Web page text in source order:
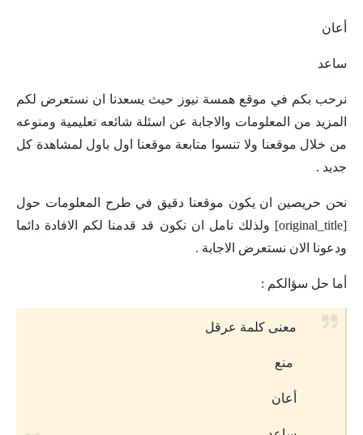
أعان
ساعد
نرحب بكم في موقع همسة نيوز حيث يسعدنا ان نستعرض لكم
المزيد من المعلومات والاجابة عن اسئلة شائعه تعليمية ومنوعه
من خلال موقعنا ولا تنسوا متابعة موقعنا اول باول لمشاهدة كل
جديد .
نحن حريصين ان يكون موقعنا دقيق في طرح المعلومات حول
[original_title] ولذلك نامل ان نكون قد قدمنا لكم الافادة دائما
ودعونا الان نستعرض الاجابة .
أما حل سؤالكم :
معنى كلمة عرقل
منع
أعان